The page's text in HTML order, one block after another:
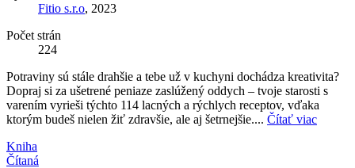
Fitio s.r.o, 2023
Počet strán
224
Potraviny sú stále drahšie a tebe už v kuchyni dochádza kreativita?
Dopraj si za ušetrené peniaze zaslúžený oddych – tvoje starosti s
varením vyrieši týchto 114 lacných a rýchlych receptov, vďaka
ktorým budeš nielen žiť zdravšie, ale aj šetrnejšie.... Čítať viac
Kniha
Čítaná